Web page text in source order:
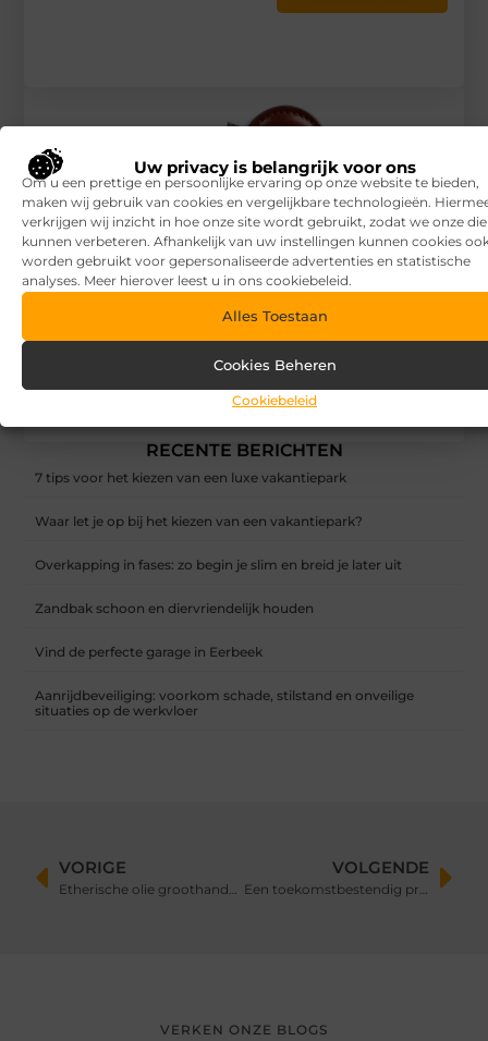
Uw privacy is belangrijk voor ons
Om u een prettige en persoonlijke ervaring op onze website te bieden,
maken wij gebruik van cookies en vergelijkbare technologieën.
verkrijgen wij inzicht in hoe onze site wordt gebruikt, zodat we onze
kunnen verbeteren. Afhankelijk van uw instellingen kunnen cookies
worden gebruikt voor gepersonaliseerde advertenties en statistische
analyses. Meer hierover leest u in ons cookiebeleid.
Alles Toestaan
Cookies Beheren
Cookiebeleid
Veiligheidssloten: onmisbaar voor moderne
woningbeveiliging
RECENTE BERICHTEN
7 tips voor het kiezen van een luxe vakantiepark
Waar let je op bij het kiezen van een vakantiepark?
Overkapping in fases: zo begin je slim en breid je later uit
Zandbak schoon en diervriendelijk houden
Vind de perfecte garage in Eerbeek
Aanrijdbeveiliging: voorkom schade, stilstand en onveilige
situaties op de werkvloer
VORIGE
Etherische olie groothandel en de kracht van vakmanschap
VOLGENDE
Een toekomstbestendig project starten met een duurzaam bouwbedrijf voor duurzaam bouwen
VERKEN ONZE BLOGS